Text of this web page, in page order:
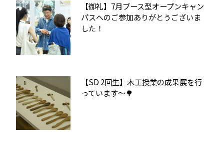
【御礼】7月ブース型オープンキャン
パスへのご参加ありがとうございま
した！
【SD 2回生】木工授業の成果展を行
っています〜🌳